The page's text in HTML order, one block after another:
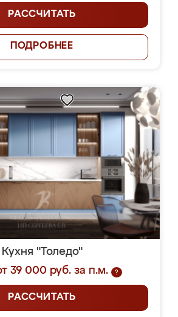
РАССЧИТАТЬ
ПОДРОБНЕЕ
Кухня "Толедо"
39 000 руб. за п.м.
?
РАССЧИТАТЬ